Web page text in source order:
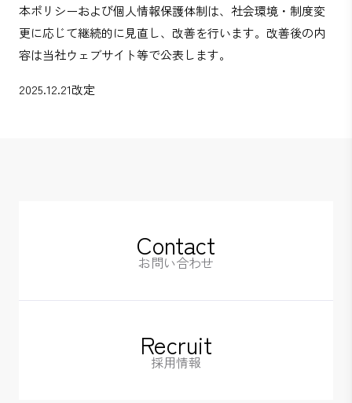
本ポリシーおよび個人情報保護体制は、社会環境・制度変
更に応じて継続的に見直し、改善を行います。改善後の内
容は当社ウェブサイト等で公表します。
2025.12.21改定
Contact
お問い合わせ
Recruit
採用情報